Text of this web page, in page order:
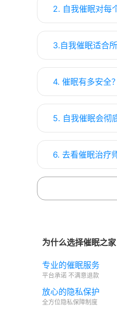
2. 自我催眠对每
3.自我催眠适合
4. 催眠有多安全
5. 自我催眠会彻
6. 去看催眠治疗
为什么选择催眠之家
专业的催眠服务
平台承诺 不满意退款
放心的隐私保护
全方位隐私保障制度